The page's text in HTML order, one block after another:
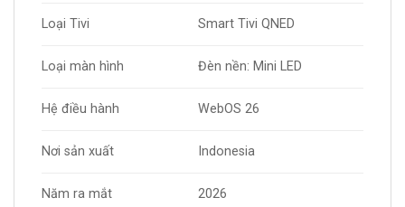
Loại Tivi Smart Tivi QNED
Loại màn hình Đèn nền: Mini LED
Hệ điều hành WebOS 26
Nơi sản xuất Indonesia
Năm ra mắt 2026